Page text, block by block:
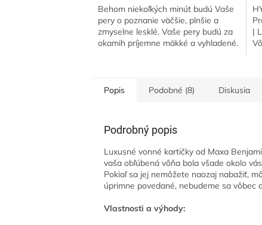
Behom niekoľkých minút budú Vaše
pery o poznanie väčšie, plnšie a
zmyselne lesklé. Vaše pery budú za
okamih príjemne mäkké a vyhladené.
|
Popis Podobné (8) Diskusia
Podrobný popis
Luxusné vonné kartičky od Maxa
vaša obľúbená vôňa bola všade okolo
Pokiaľ sa jej nemôžete naozaj nabažiť,
úprimne povedané, nebudeme sa vôbec
Vlastnosti a výhody: